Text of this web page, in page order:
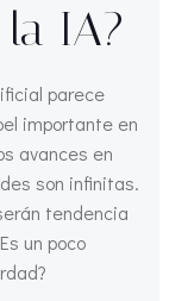
IA?
parece
importante en
avances en
son infinitas.
tendencia
un poco